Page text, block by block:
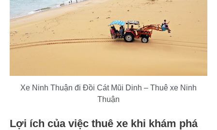
Xe Ninh Thuận đi Đồi Cát Mũi Dinh – Thuê xe Ninh
Thuận
Lợi ích của việc thuê xe khi khám phá